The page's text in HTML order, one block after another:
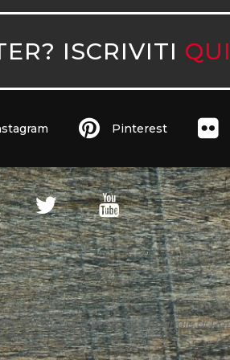
ISCRIVITI QUI
Pinterest
è registrata presso il Tribunale di